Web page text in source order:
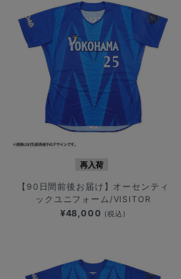
再入荷
【90日間前後お届け】オーセンティ
ックユニフォーム/VISITOR
¥48,000 (税込)